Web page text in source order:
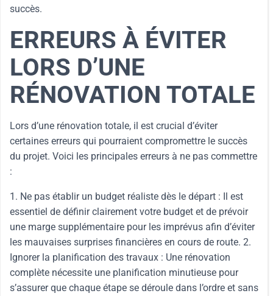
succès.
ERREURS À ÉVITER
LORS D’UNE
RÉNOVATION TOTALE
Lors d’une rénovation totale, il est crucial d’éviter
certaines erreurs qui pourraient compromettre le succès
du projet. Voici les principales erreurs à ne pas commettre
:
1. Ne pas établir un budget réaliste dès le départ : Il est
essentiel de définir clairement votre budget et de prévoir
une marge supplémentaire pour les imprévus afin d’éviter
les mauvaises surprises financières en cours de route. 2.
Ignorer la planification des travaux : Une rénovation
complète nécessite une planification minutieuse pour
s’assurer que chaque étape se déroule dans l’ordre et sans